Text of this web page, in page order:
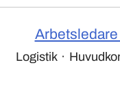
Logistik ·